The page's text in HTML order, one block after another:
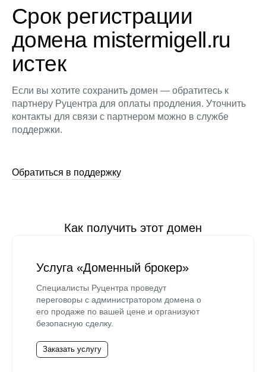
Срок регистрации
домена mistermigell.ru
истек
Если вы хотите сохранить домен — обратитесь к
партнеру Руцентра для оплаты продления. Уточнить
контакты для связи с партнером можно в службе
поддержки.
Обратиться в поддержку
Как получить этот домен
Услуга «Доменный брокер»
Специалисты Руцентра проведут
переговоры с администратором домена о
его продаже по вашей цене и организуют
безопасную сделку.
Заказать услугу